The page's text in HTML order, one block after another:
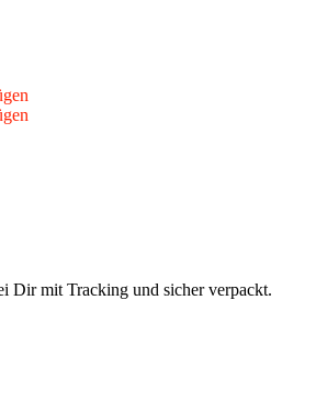
Dir mit Tracking und sicher verpackt.